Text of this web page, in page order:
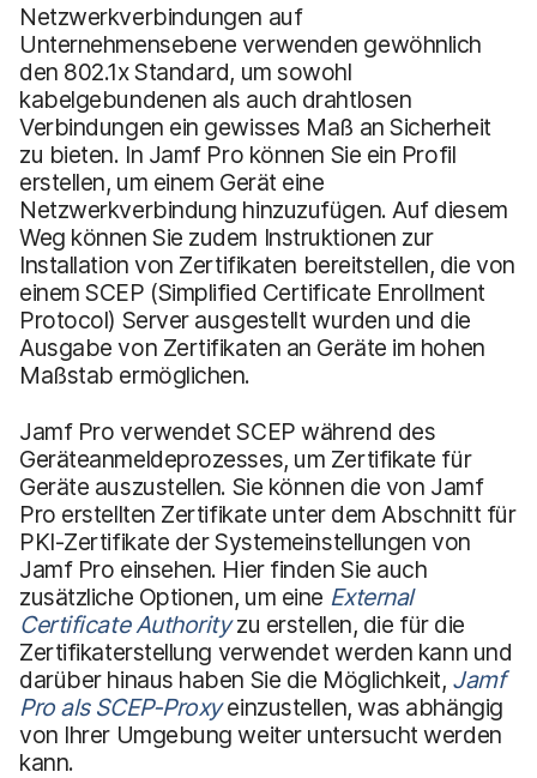
Netzwerkverbindungen auf
Unternehmensebene verwenden gewöhnlich
den 802.1x Standard, um sowohl
kabelgebundenen als auch drahtlosen
Verbindungen ein gewisses Maß an Sicherheit
zu bieten. In Jamf Pro können Sie ein Profil
erstellen, um einem Gerät eine
Netzwerkverbindung hinzuzufügen. Auf diesem
Weg können Sie zudem Instruktionen zur
Installation von Zertifikaten bereitstellen, die von
einem SCEP (Simplified Certificate Enrollment
Protocol) Server ausgestellt wurden und die
Ausgabe von Zertifikaten an Geräte im hohen
Maßstab ermöglichen.
Jamf Pro verwendet SCEP während des
Geräteanmeldeprozesses, um Zertifikate für
Geräte auszustellen. Sie können die von Jamf
Pro erstellten Zertifikate unter dem Abschnitt für
PKI-Zertifikate der Systemeinstellungen von
Jamf Pro einsehen. Hier finden Sie auch
zusätzliche Optionen, um eine External
Certificate Authorityzu erstellen, die für die
Zertifikaterstellung verwendet werden kann und
darüber hinaus haben Sie die Möglichkeit, Jamf
Pro als SCEP-Proxyeinzustellen, was abhängig
von Ihrer Umgebung weiter untersucht werden
kann.